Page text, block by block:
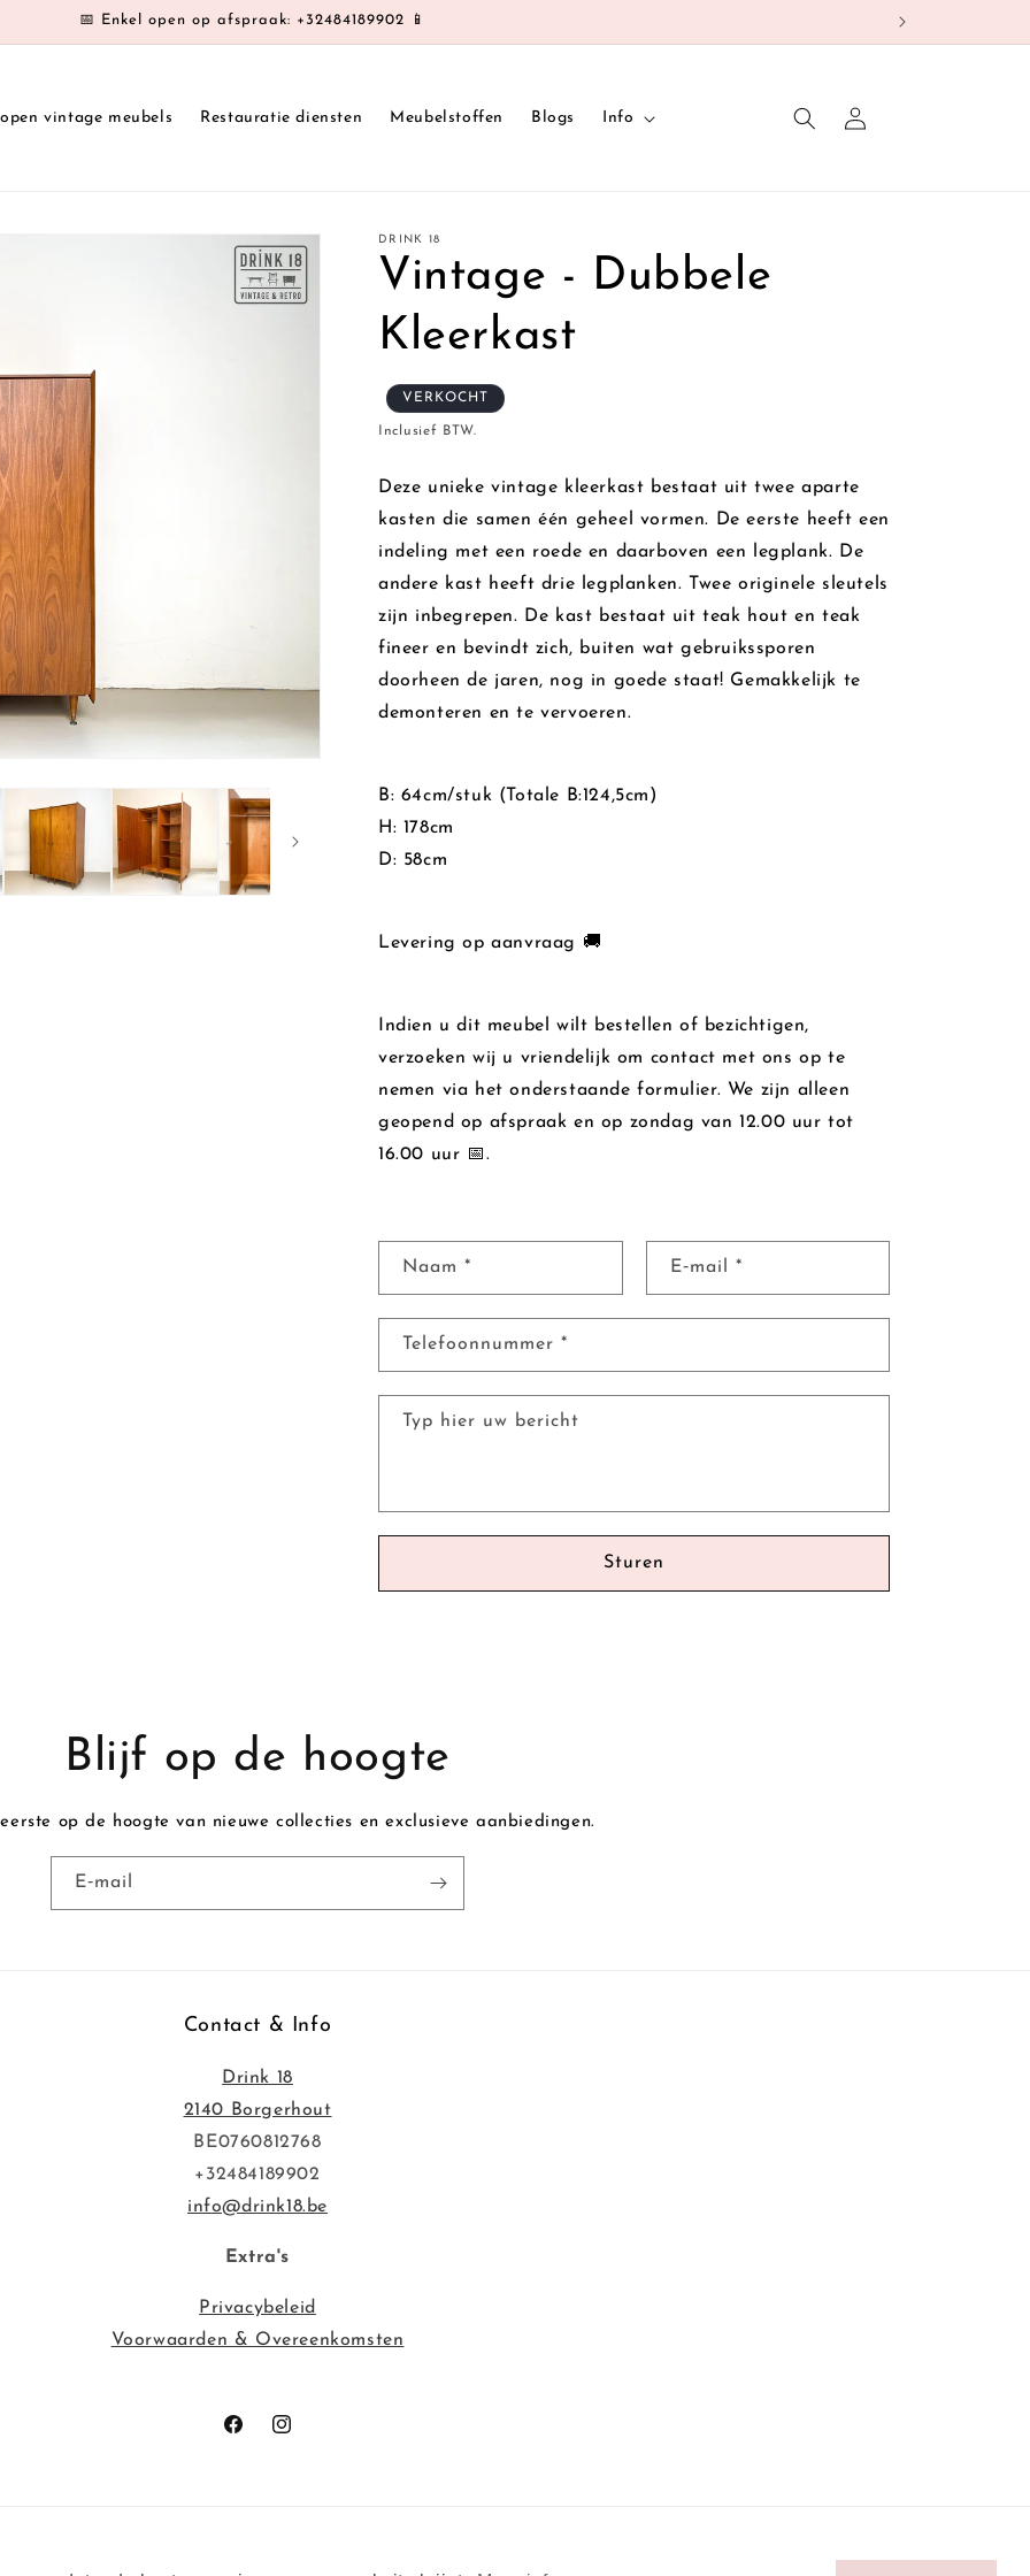
📅 Enkel open op afspraak: +32484189902 📱
vintage meubels Restauratie diensten Meubelstoffen Blogs Info Inloggen
DRINK 18
Vintage - Dubbele
Kleerkast
VERKOCHT
Inclusief BTW.
Deze unieke vintage kleerkast bestaat uit twee aparte
kasten die samen één geheel vormen. De eerste heeft een
indeling met een roede en daarboven een legplank. De
andere kast heeft drie legplanken.
Twee originele sleutels
zijn inbegrepen. De kast bestaat uit teak hout en teak
fineer en bevindt zich, buiten wat gebruikssporen
doorheen de jaren, nog in goede staat! Gemakkelijk te
demonteren en te vervoeren.
B: 64cm/stuk (Totale B:124,5cm)
H: 178cm
D: 58cm
Levering op aanvraag 🚚
Indien u dit meubel wilt bestellen of bezichtigen,
verzoeken wij u vriendelijk om contact met ons op te
nemen via het onderstaande formulier. We zijn alleen
geopend op afspraak en op zondag van 12.00 uur tot
16.00 uur 📅.
o
n
t
a
f
o
e
Naam * E‑mail *
Telefoonnummer *
Typ hier uw bericht
Sturen
Blijf op de hoogte
op de hoogte van nieuwe collecties en exclusieve aanbiedingen.
E‑mail
Contact & Info
Drink 18
2140 Borgerhout
BE0760812768
+32484189902
info@drink18.be
Extra's
Privacybeleid
Voorwaarden & Overeenkomsten
FacebookInstagram